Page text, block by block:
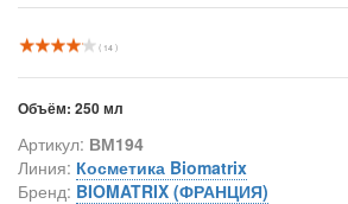
( 14 )
Объём: 250 мл
Артикул: ВМ194
Линия: Косметика Biomatrix
Бренд: BIOMATRIX (ФРАНЦИЯ)